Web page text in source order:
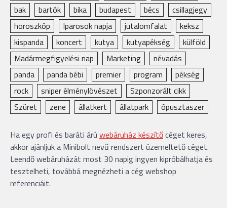
bak
bartók bika budapest bécs
csillagjegy
horoszkóp
Iparosok napja jutalomfalat
keksz
kispanda
koncert kutya kutyapékség
külföld
Madármegfigyelési nap
Marketing
névadás
panda
panda bébi premier program
pékség
rock
sniper élménylövészet
Szponzorált cikk
Szüret
zene állatkert állatpark ópusztaszer
Ha egy profi és baráti árú webáruház készítőcéget keres,
akkor ajánljuk a Minibolt nevű rendszert üzemeltető céget.
Leendő webáruházát most 30 napig ingyen kipróbálhatja és
tesztelheti, továbbá megnézheti a cég webshop
referenciáit.